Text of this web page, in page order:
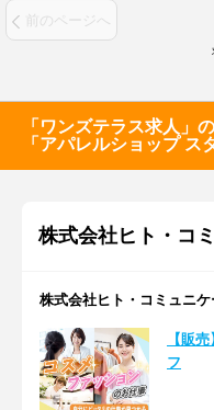
前のページへ
「ワンズテラス求人」
「アパレルショップ ス
株式会社ヒト・コ
株式会社ヒト・コミュニ
【販
フ